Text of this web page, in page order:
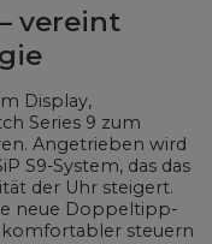
vereint
Display,
Series 9 zum
Angetrieben wird
S9-System, das das
der Uhr steigert.
neue Doppeltipp-
komfortabler steuern